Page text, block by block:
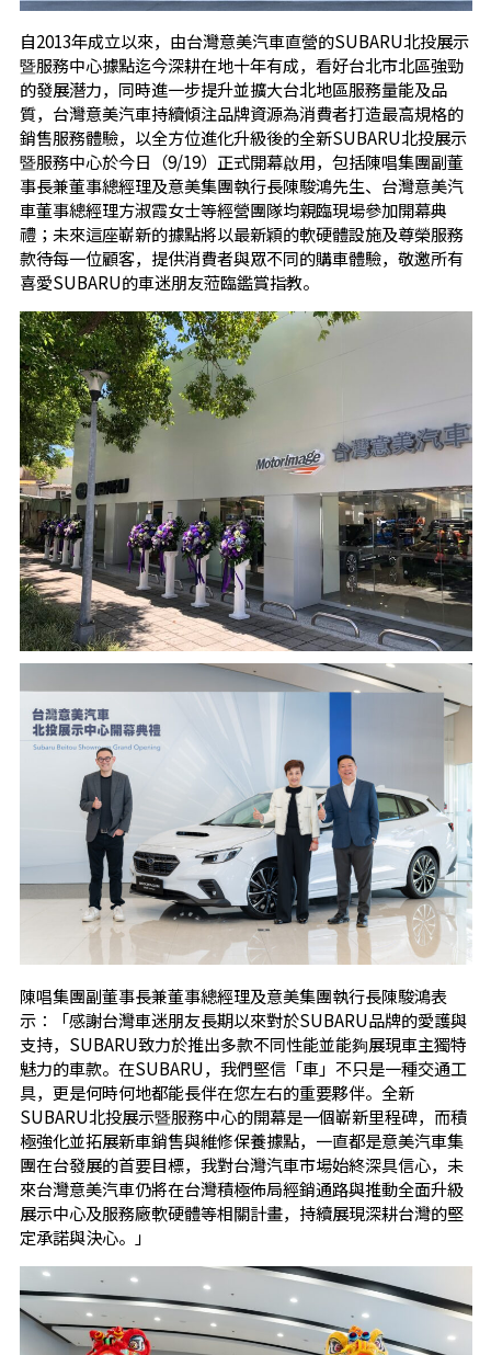
自2013年成立以來，由台灣意美汽車直營的SUBARU北投展示
暨服務中心據點迄今深耕在地十年有成，看好台北市北區強勁
的發展潛力，同時進一步提升並擴大台北地區服務量能及品
質，台灣意美汽車持續傾注品牌資源為消費者打造最高規格的
銷售服務體驗，以全方位進化升級後的全新SUBARU北投展示
暨服務中心於今日（9/19）正式開幕啟用，包括陳唱集團副董
事長兼董事總經理及意美集團執行長陳駿鴻先生、台灣意美汽
車董事總經理方淑霞女士等經營團隊均親臨現場參加開幕典
禮；未來這座嶄新的據點將以最新穎的軟硬體設施及尊榮服務
款待每一位顧客，提供消費者與眾不同的購車體驗，敬邀所有
喜愛SUBARU的車迷朋友蒞臨鑑賞指教。
陳唱集團副董事長兼董事總經理及意美集團執行長陳駿鴻表
示：「感謝台灣車迷朋友長期以來對於SUBARU品牌的愛護與
支持，SUBARU致力於推出多款不同性能並能夠展現車主獨特
魅力的車款。在SUBARU，我們堅信「車」不只是一種交通工
具，更是何時何地都能長伴在您左右的重要夥伴。全新
SUBARU北投展示暨服務中心的開幕是一個嶄新里程碑，而積
極強化並拓展新車銷售與維修保養據點，一直都是意美汽車集
團在台發展的首要目標，我對台灣汽車市場始終深具信心，未
來台灣意美汽車仍將在台灣積極佈局經銷通路與推動全面升級
展示中心及服務廠軟硬體等相關計畫，持續展現深耕台灣的堅
定承諾與決心。」